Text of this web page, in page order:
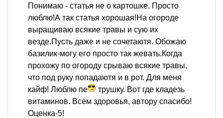
Понимаю - статья не о картошке. Просто
люблю!А так статья хорошая!На огороде
выращиваю всякие травы и сую их
везде.Пусть даже и не сочетаютя. Обожаю
базилик-могу его просто так жевать.Когда
прохожу по огороду срываю всякие травы,
что под руку попадаютя и в рот. Для меня
кайф! Люблю пе
трушку. Вот где кладезь
витаминов. Всем здоровья, автору спасибо!
Оценка-5!